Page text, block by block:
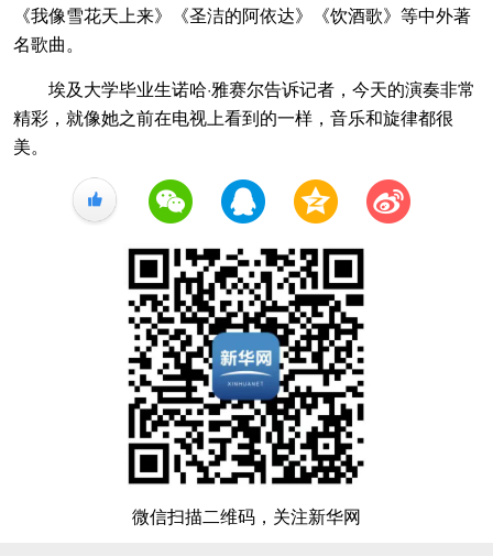
《我像雪花天上来》《圣洁的阿依达》《饮酒歌》等中外著
名歌曲。
埃及大学毕业生诺哈·雅赛尔告诉记者，今天的演奏非常
精彩，就像她之前在电视上看到的一样，音乐和旋律都很
美。
+1
微信扫描二维码，关注新华网